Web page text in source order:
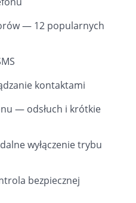
— 12 popularnych
kontaktami
— odsłuch i krótkie
wyłączenie trybu
bezpiecznej